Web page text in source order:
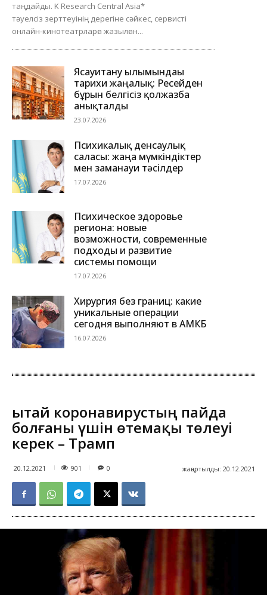
таңдайды. K Research Central Asia*
тәуелсіз зерттеуінің дерегіне сәйкес, сервисті
онлайн-кинотеатрларға жазылған...
Ясауитану ғылымындағы
тарихи жаңалық: Ресейден
бұрын белгісіз қолжазба
анықталды
23.07.2026
Психикалық денсаулық
саласы: жаңа мүмкіндіктер
мен заманауи тәсілдер
17.07.2026
Психическое здоровье
региона: новые
возможности, современные
подходы и развитие
системы помощи
17.07.2026
Хирургия без границ: какие
уникальные операции
сегодня выполняют в АМКБ
16.07.2026